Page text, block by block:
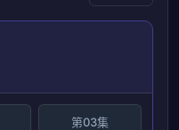
第03集